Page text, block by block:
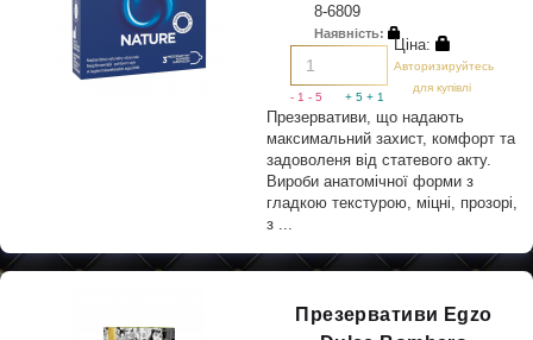
8-6809
Наявність:
+ 1
- 1 - 5 + 5
Ціна:
Авторизируйтесь
для купівлі
Презервативи, що надають
максимальний захист, комфорт та
задоволеня від статевого акту.
Вироби анатомічної форми з
гладкою текстурою, міцні, прозорі,
з ...
Презервативи Egzo